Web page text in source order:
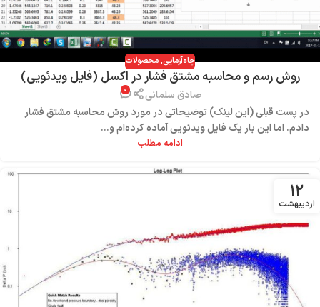
چاه‌آزمایی,محصولات
روش رسم و محاسبه مشتق فشار در اکسل (فایل ویدئویی)
صادق سلمانی ۰
در پست قبلی (این لینک) توضیحاتی در مورد روش محاسبه مشتق فشار
دادم. اما این بار یک فایل ویدئویی آماده کرده‌ام و...
ادامه مطلب
۱۲
اردیبهشت